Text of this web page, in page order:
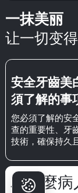
一抹美丽
让一切变
安全牙齒
須了解的事
您必須了解的安
查的重要性、牙
技術，確保持久
為什麼病